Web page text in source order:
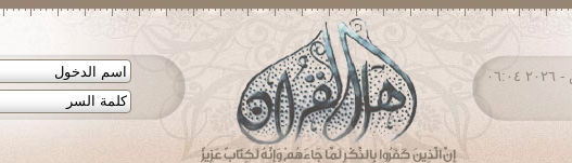
الجمعة ٠٧ - أغسطس - ٢٠٢٦ ٠٦:٠٤